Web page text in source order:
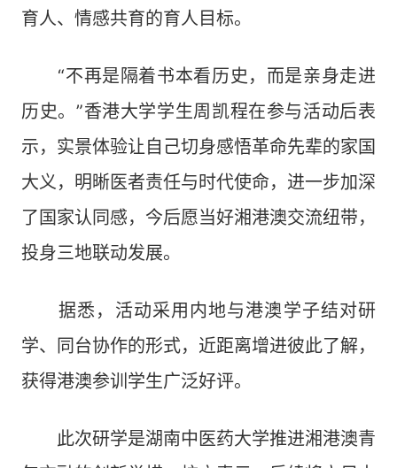
育人、情感共育的育人目标。
“不再是隔着书本看历史，而是亲身走进
历史。”香港大学学生周凯程在参与活动后表
示，实景体验让自己切身感悟革命先辈的家国
大义，明晰医者责任与时代使命，进一步加深
了国家认同感，今后愿当好湘港澳交流纽带，
投身三地联动发展。
据悉，活动采用内地与港澳学子结对研
学、同台协作的形式，近距离增进彼此了解，
获得港澳参训学生广泛好评。
此次研学是湖南中医药大学推进湘港澳青